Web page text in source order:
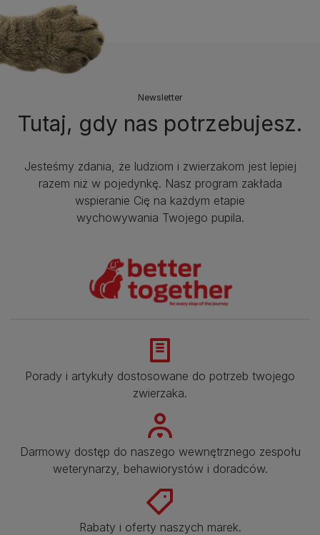
Newsletter
Tutaj, gdy nas potrzebujesz.
Jesteśmy zdania, że ludziom i zwierzakom jest lepiej
razem niż w pojedynkę. Nasz program zakłada
wspieranie Cię na każdym etapie
wychowywania Twojego pupila.
Porady i artykuły dostosowane do potrzeb twojego
zwierzaka.​
Darmowy dostęp do naszego wewnętrznego zespołu
weterynarzy, behawiorystów i doradców.​
Rabaty i oferty naszych marek.​